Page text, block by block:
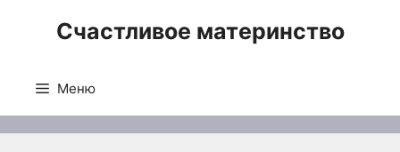
Счастливое материнство
Меню